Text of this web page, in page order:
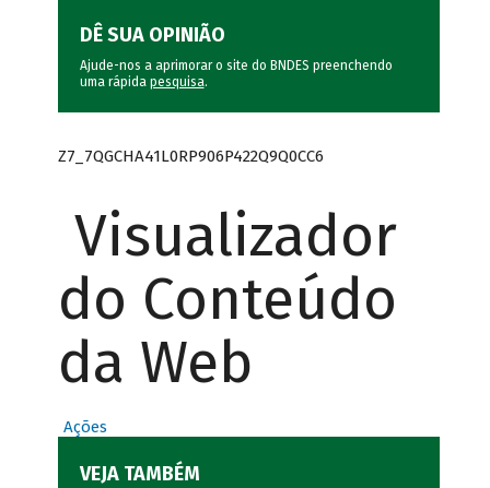
DÊ SUA OPINIÃO
Ajude-nos a aprimorar o site do BNDES preenchendo
uma rápida pesquisa.
Z7_7QGCHA41L0RP906P422Q9Q0CC6
Visualizador
do Conteúdo
da Web
Ações
VEJA TAMBÉM